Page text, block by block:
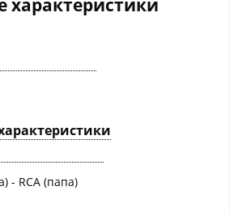
характеристики
- RCA (папа)